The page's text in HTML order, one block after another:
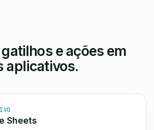
e ações em
aplicativos.
Sheets